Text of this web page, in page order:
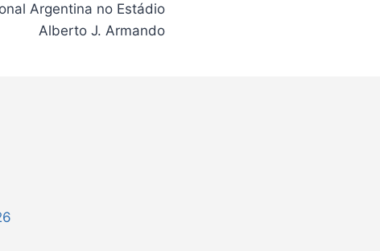
Argentina no Estádio
Alberto J. Armando